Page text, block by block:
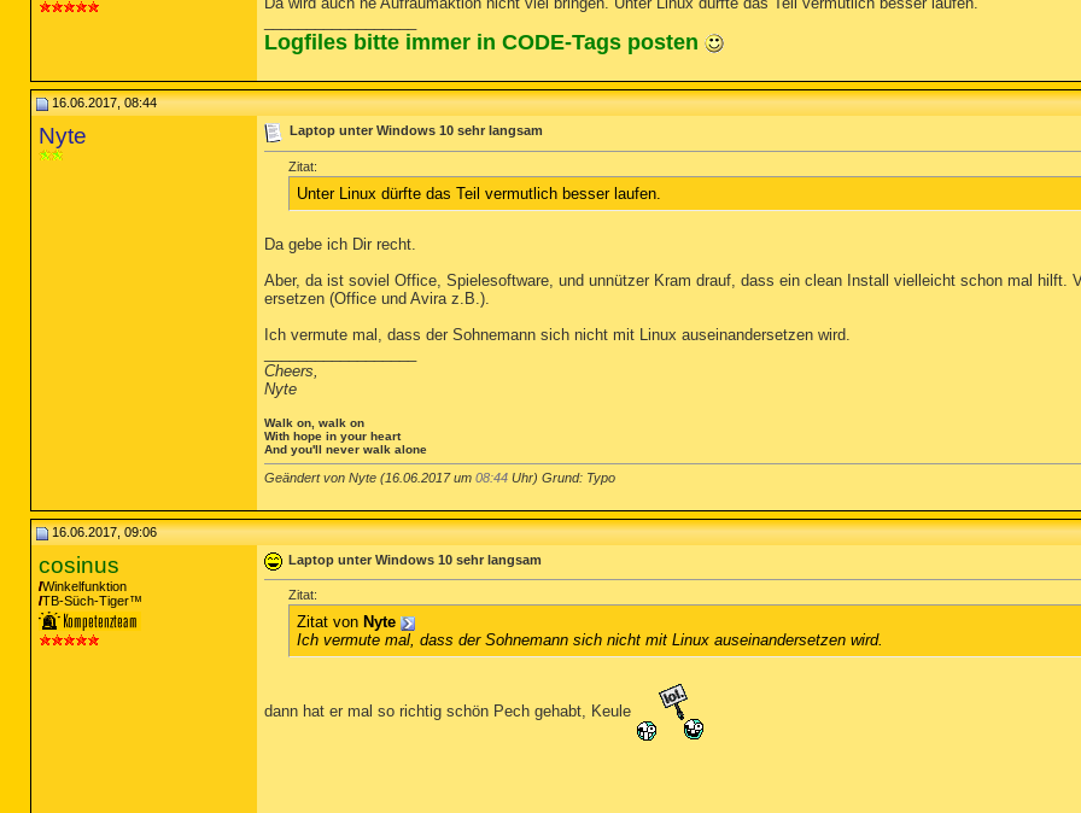
Logfiles bitte immer in CODE-Tags posten
16.06.2017, 08:44
Nyte Laptop unter Windows 10 sehr langsam
Zitat:
Unter Linux dürfte das Teil vermutlich besser laufen.
Da gebe ich Dir recht.
Aber, da ist soviel Office, Spielesoftware, und unnützer Kram drauf, dass ein clean Install vielleicht schon mal hilft.
ersetzen (Office und Avira z.B.).
Ich vermute mal, dass der Sohnemann sich nicht mit Linux auseinandersetzen wird.
Cheers,
Nyte
Walk on, walk on
With hope in your heart
And you'll never walk alone
Geändert von Nyte (16.06.2017 um 08:44 Uhr) Grund: Typo
16.06.2017, 09:06
cosinus
Winkelfunktion
TB-Süch-Tiger™
Laptop unter Windows 10 sehr langsam
Zitat:
Zitat von Nyte
Ich vermute mal, dass der Sohnemann sich nicht mit Linux auseinandersetzen wird.
dann hat er mal so richtig schön Pech gehabt, Keule